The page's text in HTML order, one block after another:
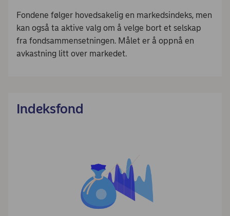
Fondene følger hovedsakelig en markedsindeks, men
kan også ta aktive valg om å velge bort et selskap
fra fondsammensetningen. Målet er å oppnå en
avkastning litt over markedet.
Indeksfond